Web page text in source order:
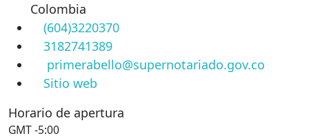
Colombia
(604)3220370
3182741389
primerabello@supernotariado.gov.co
Sitio web
Horario de apertura
GMT -5:00